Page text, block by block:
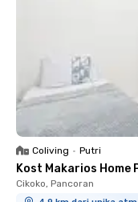
Coliving • Putri
Kost Makarios Home
Cikoko, Pancoran